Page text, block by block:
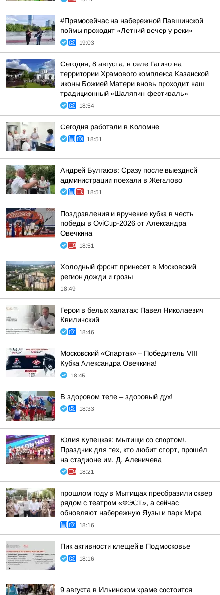
#Прямосейчас на набережной Павшинской
поймы проходит «Летний вечер у реки»
19:03
Сегодня, 8 августа, в селе Гагино на
территории Храмового комплекса Казанской
иконы Божией Матери вновь проходит наш
традиционный «Шаляпин-фестиваль»
18:54
Сегодня работали в Коломне
18:51
Андрей Булгаков: Сразу после выездной
администрации поехали в Жегалово
18:51
Поздравления и вручение кубка в честь
победы в OviCup-2026 от Александра
Овечкина
18:51
Холодный фронт принесет в Московский
регион дожди и грозы
18:49
Герои в белых халатах: Павел Николаевич
Квилинский
18:46
Московский «Спартак» – Победитель VIII
Кубка Александра Овечкина!
18:45
В здоровом теле – здоровый дух!
18:33
Юлия Купецкая: Мытищи со спортом!.
Праздник для тех, кто любит спорт, прошёл
на стадионе им. Д. Аленичева
18:21
прошлом году в Мытищах преобразили сквер
рядом с театром «ФЭСТ», а сейчас
обновляют набережную Яузы и парк Мира
18:16
Пик активности клещей в Подмосковье
18:16
9 августа в Ильинском храме состоится